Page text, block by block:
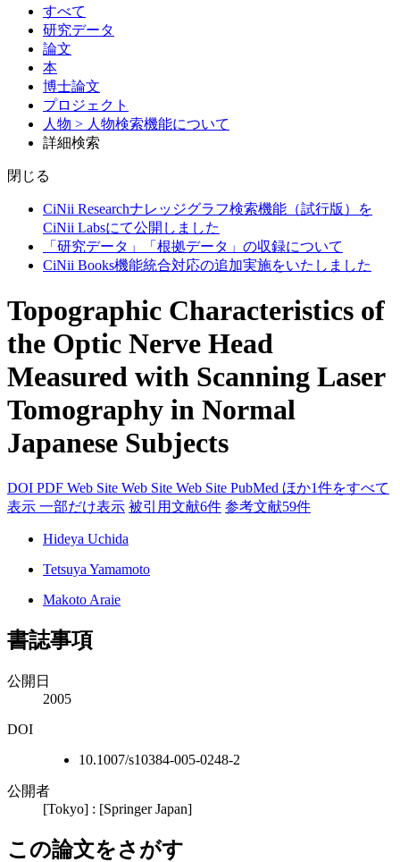
すべて
研究データ
論文
本
博士論文
プロジェクト
人物 > 人物検索機能について
詳細検索
閉じる
CiNii Researchナレッジグラフ検索機能（試行版）を
CiNii Labsにて公開しました
「研究データ」「根拠データ」の収録について
CiNii Books機能統合対応の追加実施をいたしました
Topographic Characteristics of
the Optic Nerve Head
Measured with Scanning Laser
Tomography in Normal
Japanese Subjects
DOI PDF Web Site Web Site Web Site PubMed ほか1件をすべて
表示 一部だけ表示 被引用文献6件 参考文献59件
Hideya Uchida
Tetsuya Yamamoto
Makoto Araie
書誌事項
公開日
2005
DOI
10.1007/s10384-005-0248-2
公開者
[Tokyo] : [Springer Japan]
この論文をさがす